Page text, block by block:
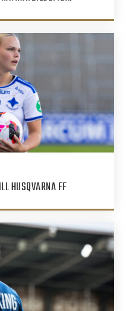
HUSQVARNA FF